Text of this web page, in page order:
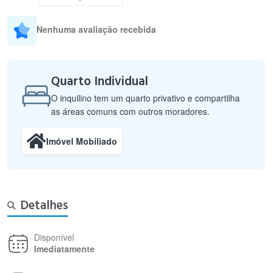
Nenhuma avaliação recebida
Quarto Individual
O inquilino tem um quarto privativo e compartilha
as áreas comuns com outros moradores.
Imóvel Mobiliado
Detalhes
Disponível
Imediatamente